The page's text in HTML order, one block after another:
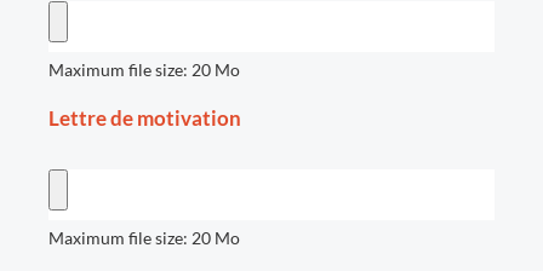
Maximum file size: 20 Mo
Lettre de motivation
Maximum file size: 20 Mo